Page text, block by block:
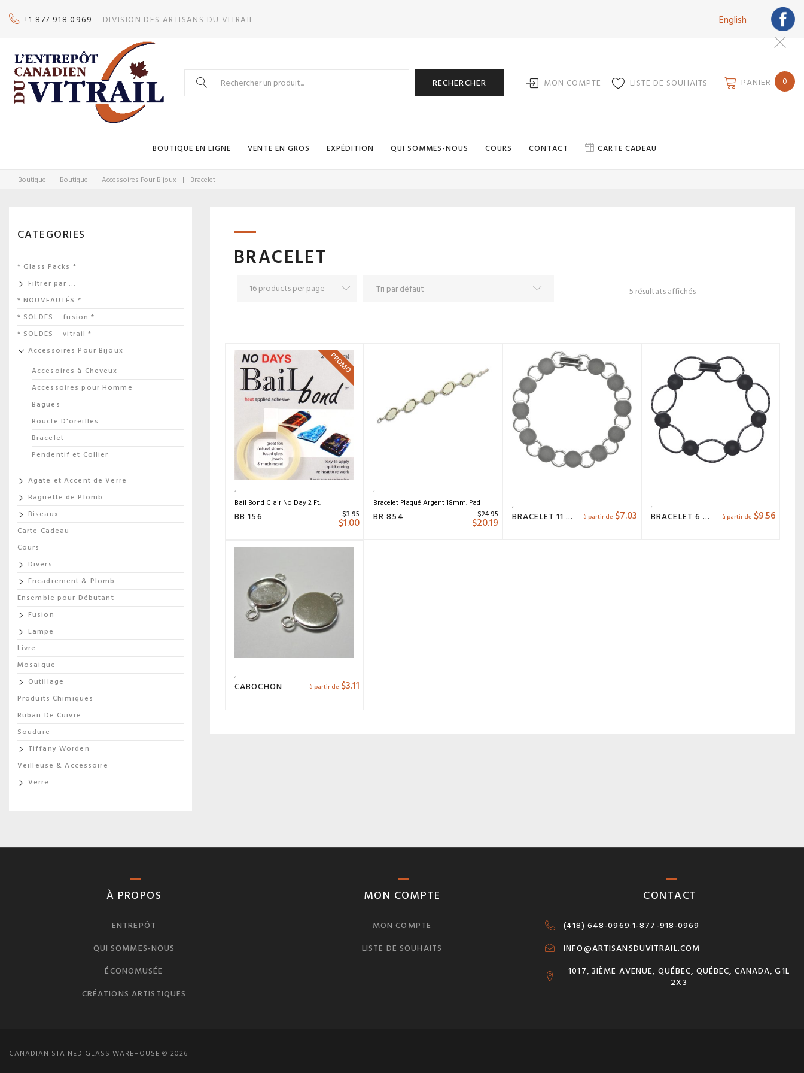
+1 877 918 0969 - DIVISION DES ARTISANS DU VITRAIL English
Search
RECHERCHER MON COMPTE LISTE DE SOUHAITS PANIER 0
BOUTIQUE EN LIGNE VENTE EN GROS EXPÉDITION QUI SOMMES-NOUS COURS CONTACT CARTE CADEAU
Boutique | Boutique | Accessoires Pour Bijoux | Bracelet
BRACELET
5 résultats affichés
PROMO
Bail Bond Clair No Day 2 Ft.
BB 156 $3.95
$1.00
Bracelet Plaqué Argent 18mm. Pad
BR 854 $24.95
$20.19 BRACELET 11 PADS à partir de $7.03 BRACELET 6 PADS à partir de $9.56
CABOCHON à partir de $3.11
CATEGORIES
* Glass Packs *
Filtrer par …
* NOUVEAUTÉS *
* SOLDES – fusion *
* SOLDES – vitrail *
Accessoires Pour Bijoux
Accesoires à Cheveux
Accessoires pour Homme
Bagues
Boucle D'oreilles
Bracelet
Pendentif et Collier
Agate et Accent de Verre
Baguette de Plomb
Biseaux
Carte Cadeau
Cours
Divers
Encadrement & Plomb
Ensemble pour Débutant
Fusion
Lampe
Livre
Mosaique
Outillage
Produits Chimiques
Ruban De Cuivre
Soudure
Tiffany Worden
Veilleuse & Accessoire
Verre
À PROPOS
ENTREPÔT
QUI SOMMES-NOUS
ÉCONOMUSÉE
CRÉATIONS ARTISTIQUES
MON COMPTE
MON COMPTE
LISTE DE SOUHAITS
CONTACT
(418) 648-0969:1-877-918-0969
INFO@ARTISANSDUVITRAIL.COM
1017, 3IÈME AVENUE, QUÉBEC, QUÉBEC, CANADA, G1L
2X3
CANADIAN STAINED GLASS WAREHOUSE © 2026